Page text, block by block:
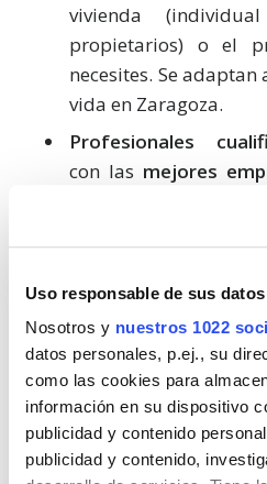
Uso responsable de sus datos
Nosotros y nuestros 1022
datos personales, p.ej., su
como las cookies para
información en su dispositivo
publicidad y contenido
publicidad y contenido,
vivienda
propietarios) o el
necesites. Se
vida en Zaragoza.
Profesionales
con las mejores
de Zaragoza en la
recarga de
máxima calidad y el
manteniendo como
el cumplimiento de
Presupuestos a
profesionales y